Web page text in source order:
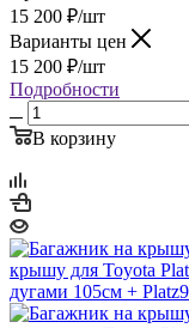
15 200 ₽/шт
Варианты цен
15 200 ₽/шт
Подробности
В корзину